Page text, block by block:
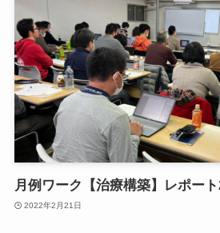
月例ワーク【治療構築】レポー
2022年2月21日